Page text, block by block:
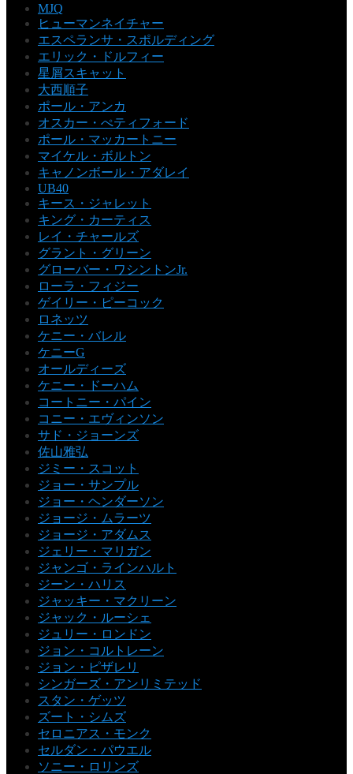
MJQ
ヒューマンネイチャー
エスペランサ・スポルディング
エリック・ドルフィー
星屑スキャット
大西順子
ポール・アンカ
オスカー・ぺティフォード
ポール・マッカートニー
マイケル・ボルトン
キャノンボール・アダレイ
UB40
キース・ジャレット
キング・カーティス
レイ・チャールズ
グラント・グリーン
グローバー・ワシントンJr.
ローラ・フィジー
ゲイリー・ピーコック
ロネッツ
ケニー・バレル
ケニーG
オールディーズ
ケニー・ドーハム
コートニー・パイン
コニー・エヴィンソン
サド・ジョーンズ
佐山雅弘
ジミー・スコット
ジョー・サンプル
ジョー・ヘンダーソン
ジョージ・ムラーツ
ジョージ・アダムス
ジェリー・マリガン
ジャンゴ・ラインハルト
ジーン・ハリス
ジャッキー・マクリーン
ジャック・ルーシェ
ジュリー・ロンドン
ジョン・コルトレーン
ジョン・ピザレリ
シンガーズ・アンリミテッド
スタン・ゲッツ
ズート・シムズ
セロニアス・モンク
セルダン・パウエル
ソニー・ロリンズ